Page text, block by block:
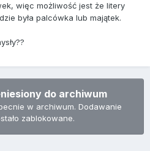
więc możliwość jest że litery
była palcówka lub majątek.
do archiwum
w archiwum. Dodawanie
zablokowane.